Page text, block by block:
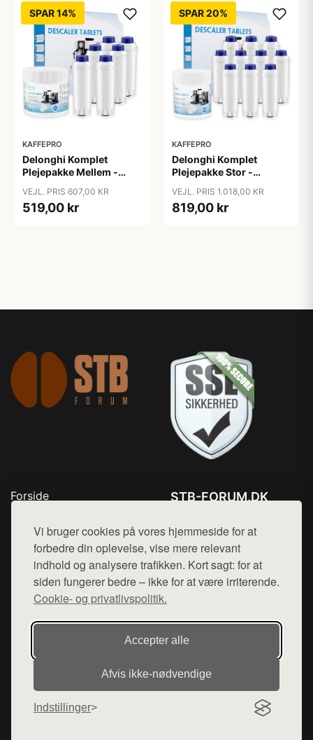
Vi bruger cookies på vores hjemmeside for at
forbedre din oplevelse, vise mere relevant
indhold og analysere trafikken. Kort sagt: for at
siden fungerer bedre – ikke for at være irriterende.
Cookie- og privatlivspolitik.
Accepter alle
Afvis ikke‑nødvendige
Indstillinger
SPAR 14%
KAFFEPRO
Delonghi Komplet
Plejepakke Mellem -
Rengøringstabs -
Mellem
VEJL. PRIS 607,00 KR
519,00 kr
SPAR 20%
KAFFEPRO
Delonghi Komplet
Plejepakke Stor -
Rengøringstabs - Stor
VEJL. PRIS 1.018,00 KR
819,00 kr
Forside
Top Rabatter
Kontakt
STB-FORUM.DK
Mail: hej@want.dk
Cookie- og privatlivspolitik
Denne side er en del af want.dk, der udgiver en række
hjemmesider med præsentation af forskellige produkter fra
diverse webshops. Der sælges ikke varer fra denne side - vi
henviser til de shops, som sælger varen. Vi har heller ikke
varerne på lager.